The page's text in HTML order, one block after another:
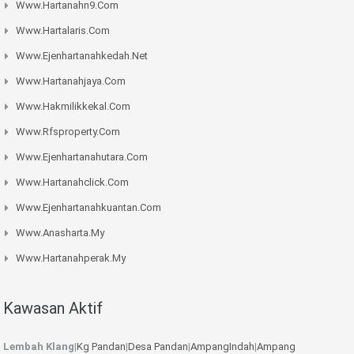
Www.hartanahn9.com
Www.hartalaris.com
Www.ejenhartanahkedah.net
Www.hartanahjaya.com
Www.hakmilikkekal.com
Www.rfsproperty.com
Www.ejenhartanahutara.com
Www.hartanahclick.com
Www.ejenhartanahkuantan.com
Www.anasharta.my
Www.hartanahperak.my
Kawasan Aktif
Lembah Klang|Kg Pandan|Desa Pandan|AmpangIndah|Ampang